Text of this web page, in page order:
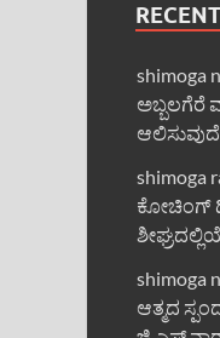
shimoga
ಅಬ್ಬಲಗೆರೆ
ಆಲಿಸುವುದೆ
shimoga
ಕೋಚಿಂಗ್
shimoga
ಆತ್ಮದ